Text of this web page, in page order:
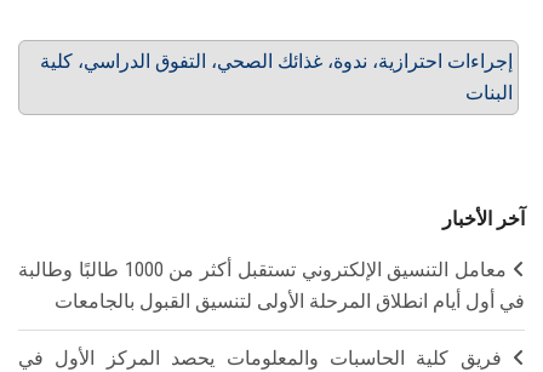
إجراءات احترازية، ندوة، غذائك الصحي، التفوق الدراسي، كلية
البنات
آخر الأخبار
معامل التنسيق الإلكتروني تستقبل أكثر من 1000 طالبًا وطالبة
في أول أيام انطلاق المرحلة الأولى لتنسيق القبول بالجامعات
فريق كلية الحاسبات والمعلومات يحصد المركز الأول في